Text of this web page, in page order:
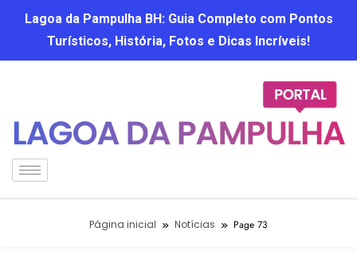
Lagoa da Pampulha BH: Guia Completo com Pontos
Turísticos, História, Fotos e Dicas Incríveis!
Página inicial Notícias Page 73